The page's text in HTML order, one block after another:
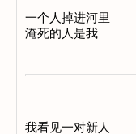
一个人掉进河里
我看见一对新人